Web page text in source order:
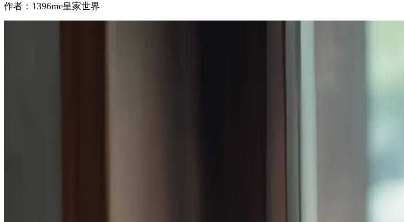
作者：1396me皇家世界